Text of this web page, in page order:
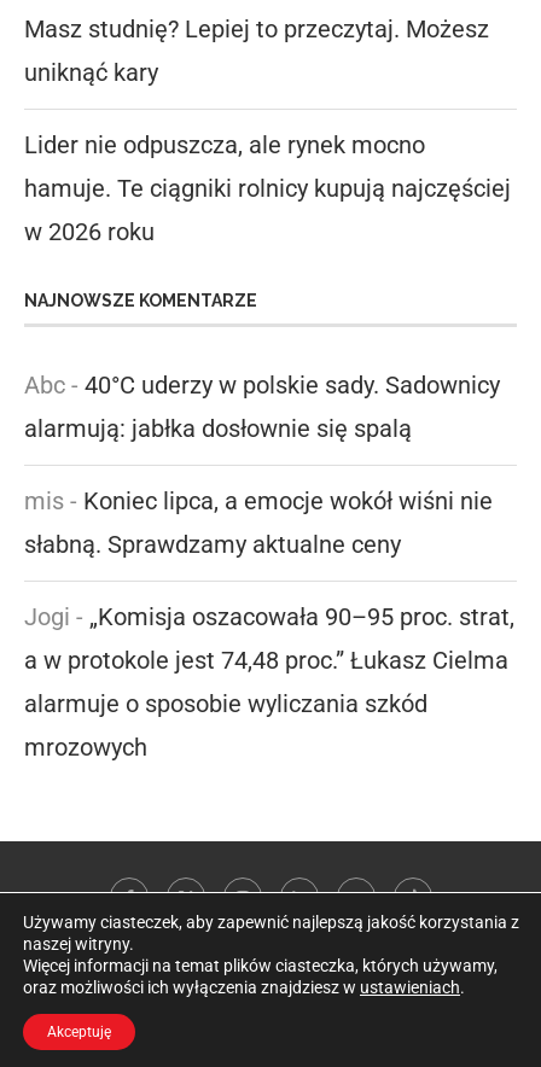
Masz studnię? Lepiej to przeczytaj. Możesz
uniknąć kary
Lider nie odpuszcza, ale rynek mocno
hamuje. Te ciągniki rolnicy kupują najczęściej
w 2026 roku
NAJNOWSZE KOMENTARZE
Abc - 40°C uderzy w polskie sady. Sadownicy
alarmują: jabłka dosłownie się spalą
mis - Koniec lipca, a emocje wokół wiśni nie
słabną. Sprawdzamy aktualne ceny
Jogi - „Komisja oszacowała 90–95 proc. strat,
a w protokole jest 74,48 proc.” Łukasz Cielma
alarmuje o sposobie wyliczania szkód
mrozowych
@2026 Kobieta w sadzie
Używamy ciasteczek, aby zapewnić najlepszą jakość korzystania z
naszej witryny.
Więcej informacji na temat plików ciasteczka, których używamy,
oraz możliwości ich wyłączenia znajdziesz w ustawieniach.
Akceptuję